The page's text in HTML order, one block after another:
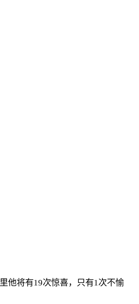
他将有19次惊喜，只有1次不愉